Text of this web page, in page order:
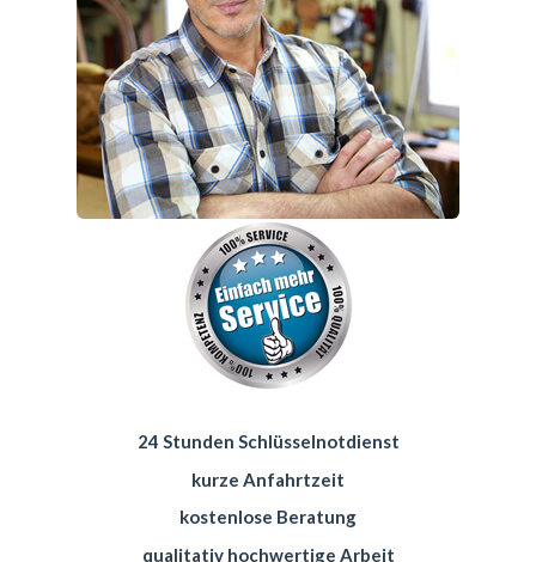
24 Stunden Schlüsselnotdienst
kurze Anfahrtzeit
kostenlose Beratung
qualitativ hochwertige Arbeit